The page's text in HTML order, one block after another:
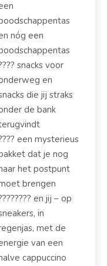
nóg een
snacks voor
en
die jij straks
de bank
een mysterieus
dat je nog
het postpunt
brengen
en jij – op
in
met de
van een
cappuccino